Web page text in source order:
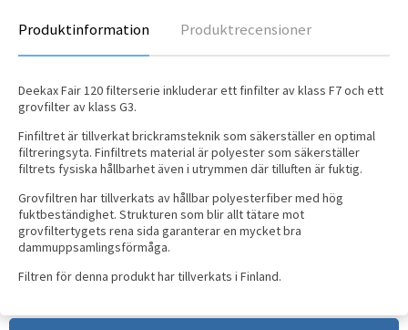
Produktinformation Produktrecensioner
Deekax Fair 120 filterserie inkluderar ett finfilter av klass F7 och ett
grovfilter av klass G3.
Finfiltret är tillverkat brickramsteknik som säkerställer en optimal
filtreringsyta. Finfiltrets material är polyester som säkerställer
filtrets fysiska hållbarhet även i utrymmen där tilluften är fuktig.
Grovfiltren har tillverkats av hållbar polyesterfiber med hög
fuktbeständighet. Strukturen som blir allt tätare mot
grovfiltertygets rena sida garanterar en mycket bra
dammuppsamlingsförmåga.
Filtren för denna produkt har tillverkats i Finland.